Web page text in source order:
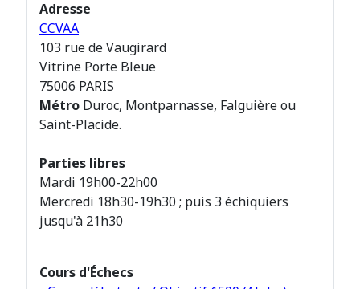
Adresse
CCVAA
103 rue de Vaugirard
Vitrine Porte Bleue
75006 PARIS
Métro Duroc, Montparnasse, Falguière ou
Saint-Placide.
Parties libres
Mardi 19h00-22h00
Mercredi 18h30-19h30 ; puis 3 échiquiers
jusqu'à 21h30
Cours d'Échecs